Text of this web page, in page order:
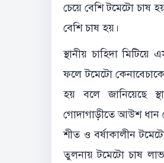
চেয়ে বেশি টমেটো চাষ
বেশি চাষ হয়।
স্থানীয় চাহিদা
ফলে টমেটো
হয় বলে জানিয়েছে
গোদাগাড়ীতে আউশ ধান
শীত ও বর্ষাকালীন
তুলনায় টমেটো চাষ